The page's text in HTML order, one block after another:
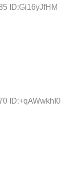
ID:Gi16yJfHM
ID:+qAWwkhI0